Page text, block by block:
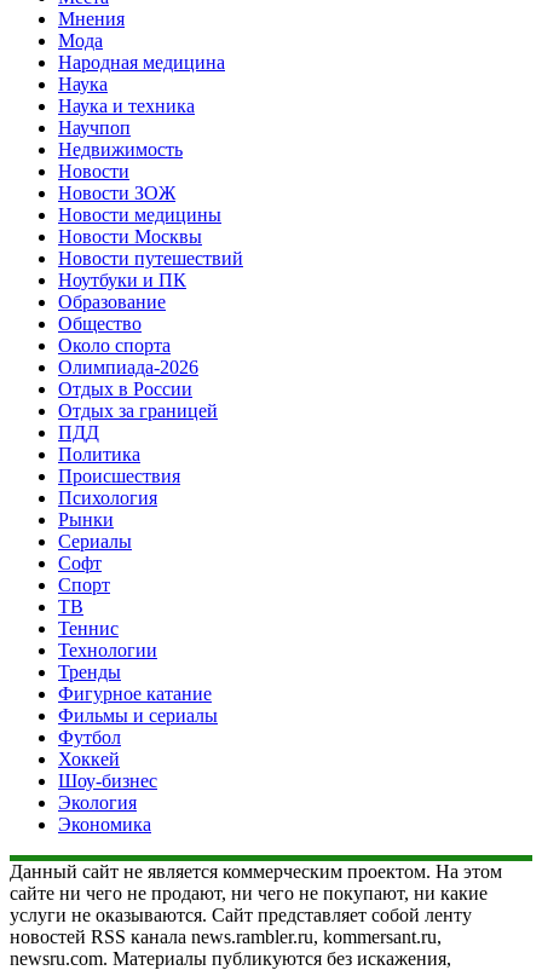
Мнения
Мода
Народная медицина
Наука
Наука и техника
Научпоп
Недвижимость
Новости
Новости ЗОЖ
Новости медицины
Новости Москвы
Новости путешествий
Ноутбуки и ПК
Образование
Общество
Около спорта
Олимпиада-2026
Отдых в России
Отдых за границей
ПДД
Политика
Происшествия
Психология
Рынки
Сериалы
Софт
Спорт
ТВ
Теннис
Технологии
Тренды
Фигурное катание
Фильмы и сериалы
Футбол
Хоккей
Шоу-бизнес
Экология
Экономика
Данный сайт не является коммерческим проектом. На этом
сайте ни чего не продают, ни чего не покупают, ни какие
услуги не оказываются. Сайт представляет собой ленту
новостей RSS канала news.rambler.ru, kommersant.ru,
newsru.com. Материалы публикуются без искажения,